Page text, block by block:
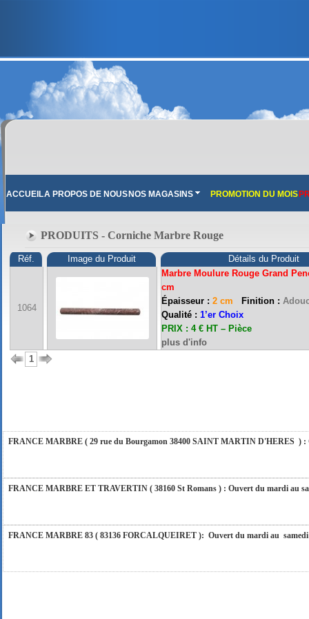
ACCUEILA PROPOS DE NOUS NOS MAGASINS PROMOTION DU MOIS
PRODUITS - Corniche Marbre Rouge
Réf. Image du Produit Détails du Produit
1064
Marbre Moulure Rouge Grand
cm
Épaisseur : 2 cm Finition :
Qualité : 1’er Choix
PRIX : 4 € HT – Pièce
plus d'info
1
FRANCE MARBRE 13 ( 13680 LANCON PROVENCE ): Ouvert du mardi au
FRANCE MARBRE 84 ( 84600 VALREAS ): Ouvert du mardi au samedi inclus de
FRANCE MARBRE ( 29 rue du Bourgamon 38400 SAINT MARTIN D'HERES ) :
FRANCE MARBRE ET TRAVERTIN ( 38160 St Romans ) : Ouvert du mardi au
FRANCE MARBRE 83 ( 83136 FORCALQUEIRET ): Ouvert du mardi au samedi